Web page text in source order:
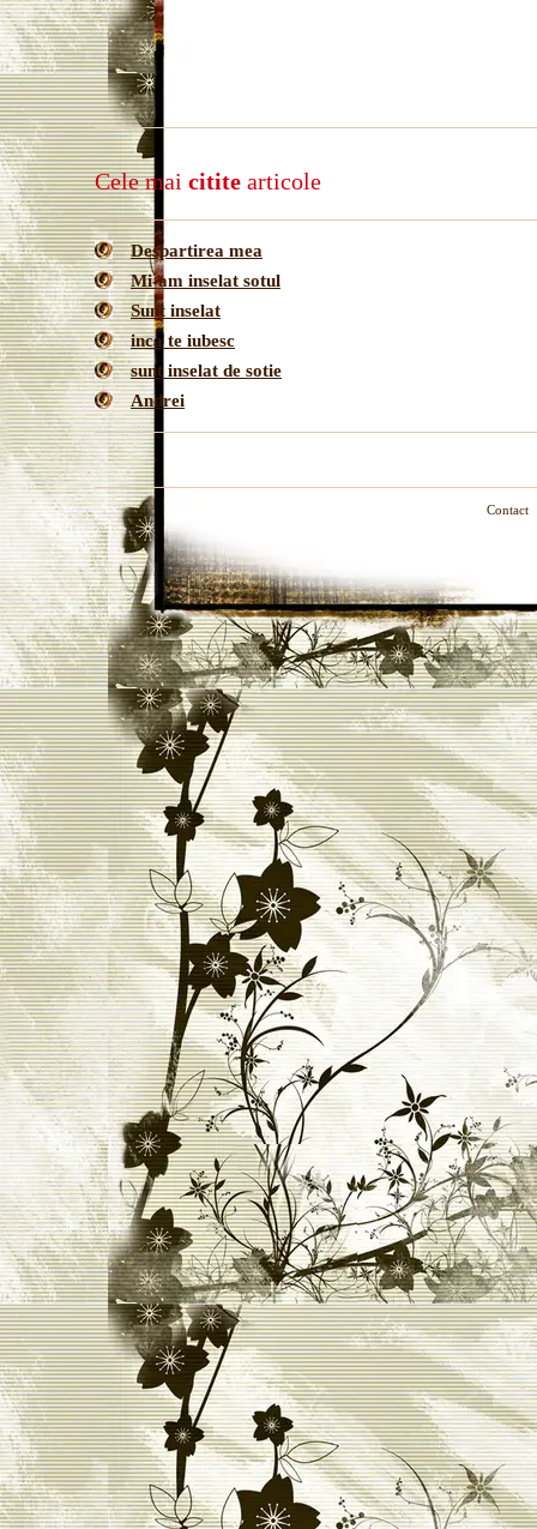
Cele mai citite articole
Despartirea mea
Mi-am inselat sotul
Sunt inselat
inca te iubesc
sunt inselat de sotie
Andrei
Contact